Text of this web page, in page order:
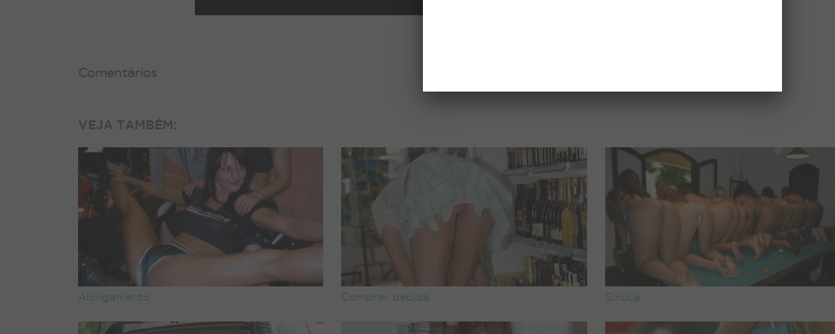
Comentários
VEJA TAMBÉM:
Alongamento Comprar bebida Sinuca